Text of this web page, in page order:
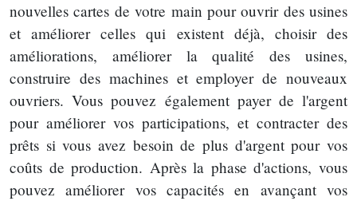
nouvelles cartes de votre main pour ouvrir des usines
et améliorer celles qui existent déjà, choisir des
améliorations, améliorer la qualité des usines,
construire des machines et employer de nouveaux
ouvriers. Vous pouvez également payer de l'argent
pour améliorer vos participations, et contracter des
prêts si vous avez besoin de plus d'argent pour vos
coûts de production. Après la phase d'actions, vous
pouvez améliorer vos capacités en avançant vos